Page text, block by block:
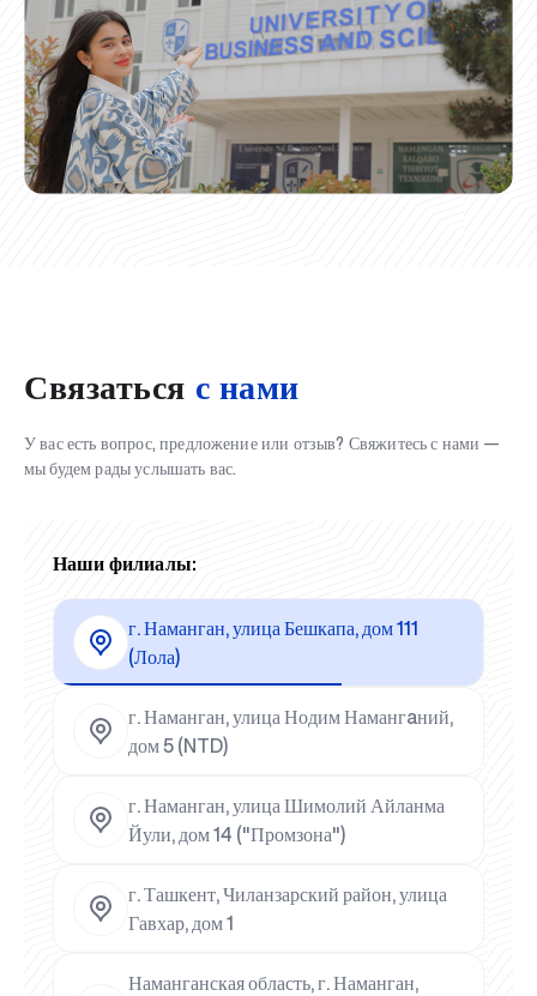
Связаться с нами
У вас есть вопрос, предложение или отзыв? Свяжитесь с нами —
мы будем рады услышать вас.
Наши филиалы:
г. Наманган, улица Бешкапа, дом 111
(Лола)
г. Наманган, улица Нодим Намангaний,
дом 5 (NTD)
г. Наманган, улица Шимолий Айланма
Йули, дом 14 ("Промзона")
г. Ташкент, Чиланзарский район, улица
Гавхар, дом 1
Наманганская область, г. Наманган,